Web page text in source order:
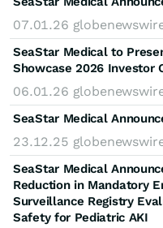
07.01.26
SeaStar Medical to
Showcase 2026 Investor
06.01.26
SeaStar Medical
23.12.25
SeaStar Medical
Reduction in Mandatory
Surveillance Registry
Safety for Pediatric AKI